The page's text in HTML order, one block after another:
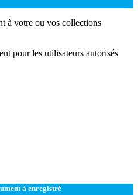
à votre ou vos collections
pour les utilisateurs autorisés
à enregistré